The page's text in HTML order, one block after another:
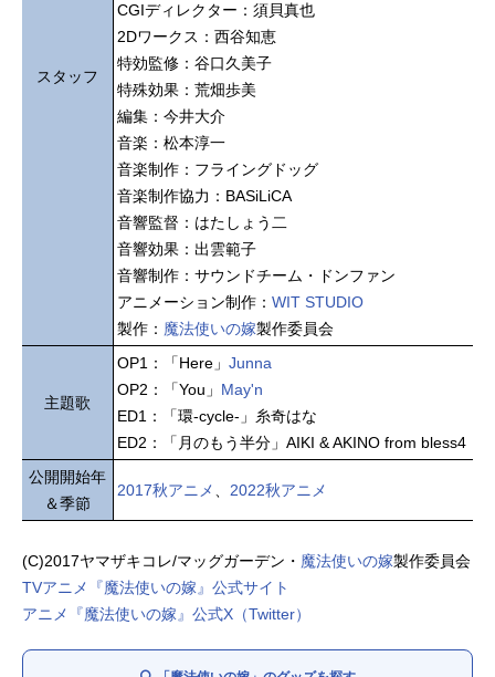
スタッフ
CGIディレクター：須貝真也
2Dワークス：西谷知恵
特効監修：谷口久美子
特殊効果：荒畑歩美
編集：今井大介
音楽：松本淳一
音楽制作：フライングドッグ
音楽制作協力：BASiLiCA
音響監督：はたしょう二
音響効果：出雲範子
音響制作：サウンドチーム・ドンファン
アニメーション制作： WIT STUDIO
製作： 魔法使いの嫁製作委員会
主題歌
OP1：「Here」 Junna
OP2：「You」 May'n
ED1：「環-cycle-」糸奇はな
ED2：「月のもう半分」AIKI & AKINO from bless4
公開開始年
＆季節
2017秋アニメ、 2022秋アニメ
(C)2017ヤマザキコレ/マッグガーデン・ 魔法使いの嫁製作委員会
TVアニメ『魔法使いの嫁』公式サイト
アニメ『魔法使いの嫁』公式X（Twitter）